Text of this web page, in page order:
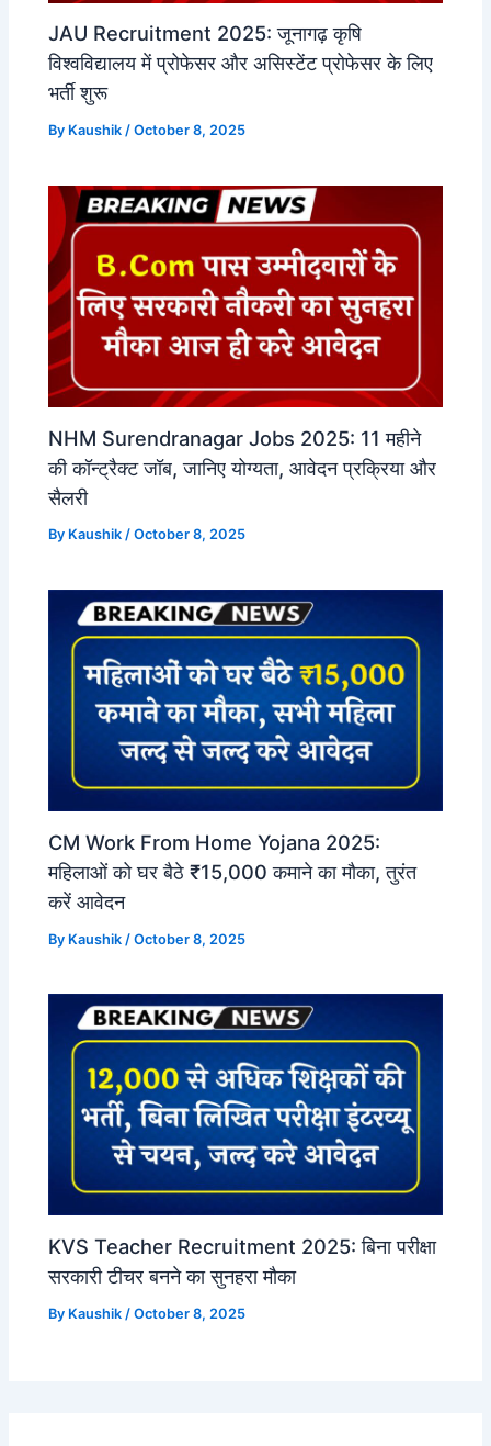
JAU Recruitment 2025: जूनागढ़ कृषि
विश्वविद्यालय में प्रोफेसर और असिस्टेंट प्रोफेसर के लिए
भर्ती शुरू
By Kaushik/October 8, 2025
NHM Surendranagar Jobs 2025: 11 महीने
की कॉन्ट्रैक्ट जॉब, जानिए योग्यता, आवेदन प्रक्रिया और
सैलरी
By Kaushik/October 8, 2025
CM Work From Home Yojana 2025:
महिलाओं को घर बैठे ₹15,000 कमाने का मौका, तुरंत
करें आवेदन
By Kaushik /October 8, 2025
KVS Teacher Recruitment 2025: बिना परीक्षा
सरकारी टीचर बनने का सुनहरा मौका
By Kaushik /October 8, 2025